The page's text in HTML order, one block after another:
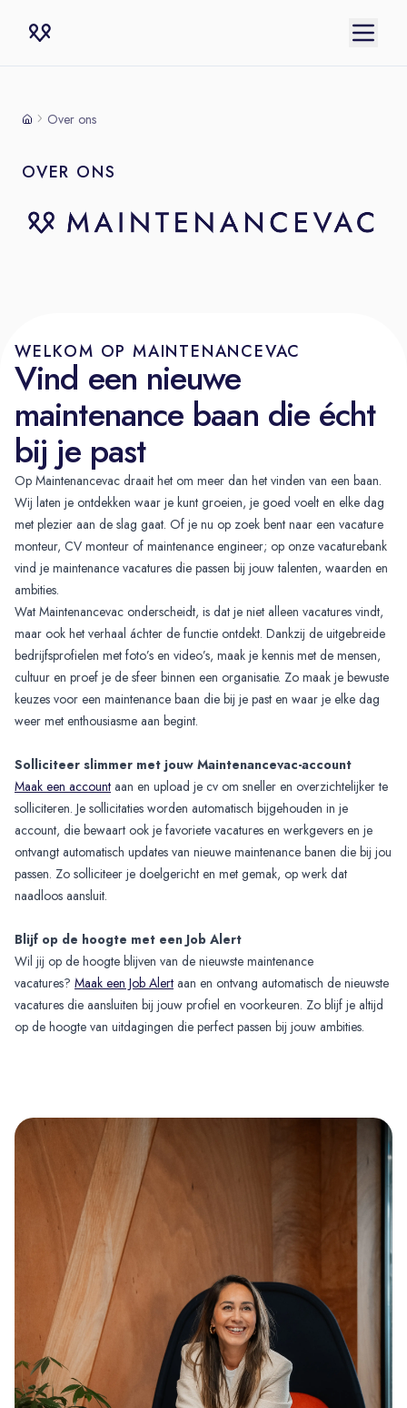
Over ons
OVER ONS
WELKOM OP MAINTENANCEVAC
Vind een nieuwe
maintenance baan die écht
bij je past
Op Maintenancevac draait het om meer dan het vinden van een baan.
Wij laten je ontdekken waar je kunt groeien, je goed voelt en elke dag
met plezier aan de slag gaat. Of je nu op zoek bent naar een vacature
monteur, CV monteur of maintenance engineer; op onze vacaturebank
vind je maintenance vacatures die passen bij jouw talenten, waarden en
ambities.
Wat Maintenancevac onderscheidt, is dat je niet alleen vacatures vindt,
maar ook het verhaal áchter de functie ontdekt. Dankzij de uitgebreide
bedrijfsprofielen met foto’s en video’s, maak je kennis met de mensen,
cultuur en proef je de sfeer binnen een organisatie. Zo maak je bewuste
keuzes voor een maintenance baan die bij je past en waar je elke dag
weer met enthousiasme aan begint.
Solliciteer slimmer met jouw Maintenancevac-account
Maak een account aan en upload je cv om sneller en overzichtelijker te
solliciteren. Je sollicitaties worden automatisch bijgehouden in je
account, die bewaart ook je favoriete vacatures en werkgevers en je
ontvangt automatisch updates van nieuwe maintenance banen die bij jou
passen. Zo solliciteer je doelgericht en met gemak, op werk dat
naadloos aansluit.
Blijf op de hoogte met een Job Alert
Wil jij op de hoogte blijven van de nieuwste maintenance
vacatures? Maak een Job Alert aan en ontvang automatisch de nieuwste
vacatures die aansluiten bij jouw profiel en voorkeuren. Zo blijf je altijd
op de hoogte van uitdagingen die perfect passen bij jouw ambities.